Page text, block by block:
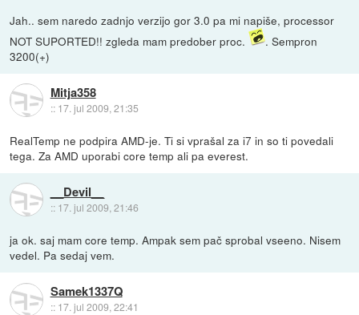
Jah.. sem naredo zadnjo verzijo gor 3.0 pa mi napiše, processor
NOT SUPORTED!! zgleda mam predober proc.
. Sempron
3200(+)
Mitja358
:: 17. jul 2009, 21:35
RealTemp ne podpira AMD-je. Ti si vprašal za i7 in so ti povedali
tega. Za AMD uporabi core temp ali pa everest.
__Devil__
:: 17. jul 2009, 21:46
ja ok. saj mam core temp. Ampak sem pač sprobal vseeno. Nisem
vedel. Pa sedaj vem.
Samek1337Q
:: 17. jul 2009, 22:41